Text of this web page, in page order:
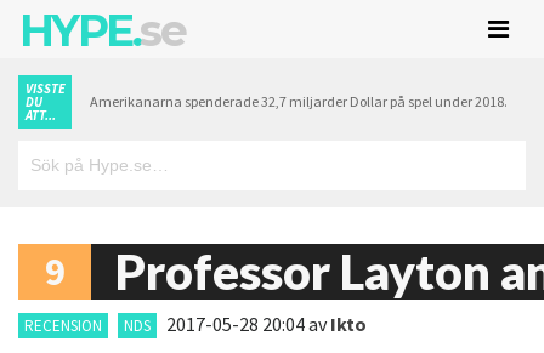
HYPE.se
VISSTE
DU
ATT...
Amerikanarna spenderade 32,7 miljarder Dollar på spel under 2018.
9 Professor Layton
RECENSION NDS 2017-05-28 20:04avIkto